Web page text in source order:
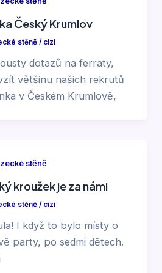
Český Krumlov
stěně/ cizi
dotazů na ferraty,
většinu našich rekrutů
v Českém Krumlově,
stěně
kroužek je za námi
stěně/ cizi
I když to bylo místy o
party, po sedmi dětech.